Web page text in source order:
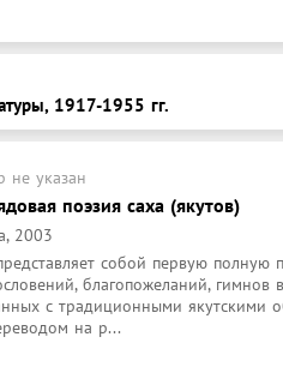
1917-1955 гг.
не указан
поэзия саха (якутов)
2003
собой первую полную
благопожеланий, гимнов
с традиционными якутскими
на р...